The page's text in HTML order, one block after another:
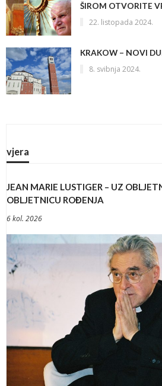
ŠIROM OTVORITE
22. listopada 2024.
KRAKOW – NOVI
8. svibnja 2024.
vjera
JEAN MARIE LUSTIGER – UZ
OBLJETNICU ROĐENJA
6 kol. 2026